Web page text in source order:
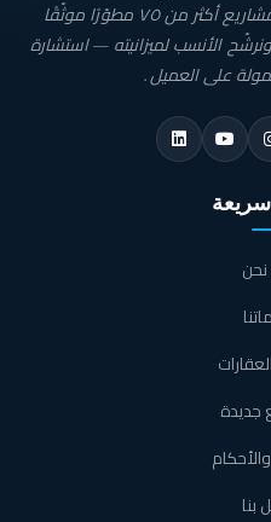
عقاريًا. نمثّل المشتري: نقارن له مشاريع أكثر من ٧٥ مطوّرًا موثّقًا
ونرشّح الأنسب لميزانيته — استشارة
على العميل.
جديدة
بنا